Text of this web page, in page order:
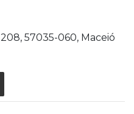
57035-060, Maceió